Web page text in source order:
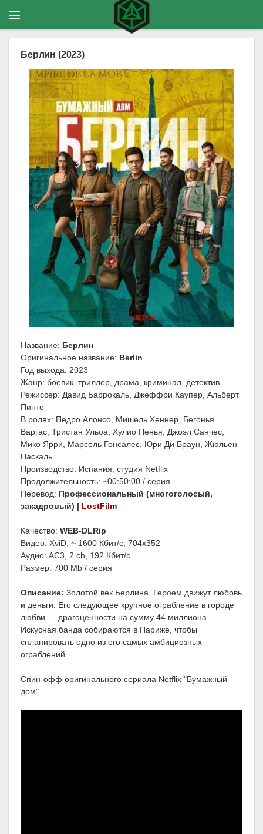
Берлин (2023)
Название: Берлин
Оригинальное название: Berlin
Год выхода: 2023
Жанр: боевик, триллер, драма, криминал, детектив
Режиссер: Давид Баррокаль, Джеффри Каупер, Альберт
Пинто
В ролях: Педро Алонсо, Мишель Хеннер, Бегонья
Варгас, Тристан Ульоа, Хулио Пенья, Джоэл Санчес,
Мико Ярри, Марсель Гонсалес, Юри Ди Браун, Жюльен
Паскаль
Производство: Испания, студия Netflix
Продолжительность: ~00:50:00 / серия
Перевод: Профессиональный (многоголосый,
закадровый) | LostFilm
Качество: WEB-DLRip
Видео: XviD, ~ 1600 Кбит/с, 704x352
Аудио: AC3, 2 ch, 192 Кбит/с
Размер: 700 Mb / серия
Описание: Золотой век Берлина. Героем движут любовь
и деньги. Его следующее крупное ограбление в городе
любви — драгоценности на сумму 44 миллиона.
Искусная банда собираются в Париже, чтобы
спланировать одно из его самых амбициозных
ограблений.
Спин-офф оригинального сериала Netflix "Бумажный
дом"